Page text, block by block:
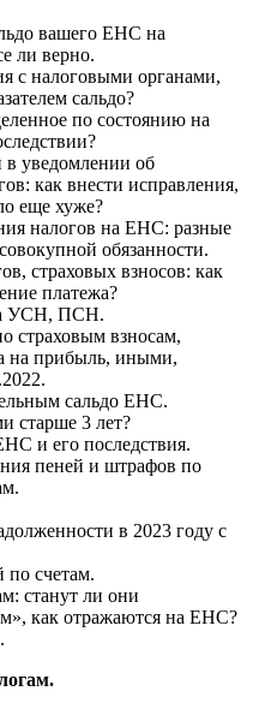
вашего ЕНС на
ли верно.
с налоговыми органами,
сальдо?
по состоянию на
уведомлении об
как внести исправления,
еще хуже?
налогов на ЕНС: разные
обязанности.
страховых взносов: как
платежа?
УСН, ПСН.
страховым взносам,
на прибыль, иными,
сальдо ЕНС.
старше 3 лет?
и его последствия.
пеней и штрафов по
в 2023 году с
счетам.
станут ли они
как отражаются на ЕНС?